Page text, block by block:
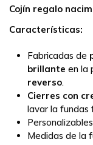
Cojín regalo
Características:
Fabricadas de
brillante en la
reverso.
Cierres con
lavar la fundas
Medidas de la